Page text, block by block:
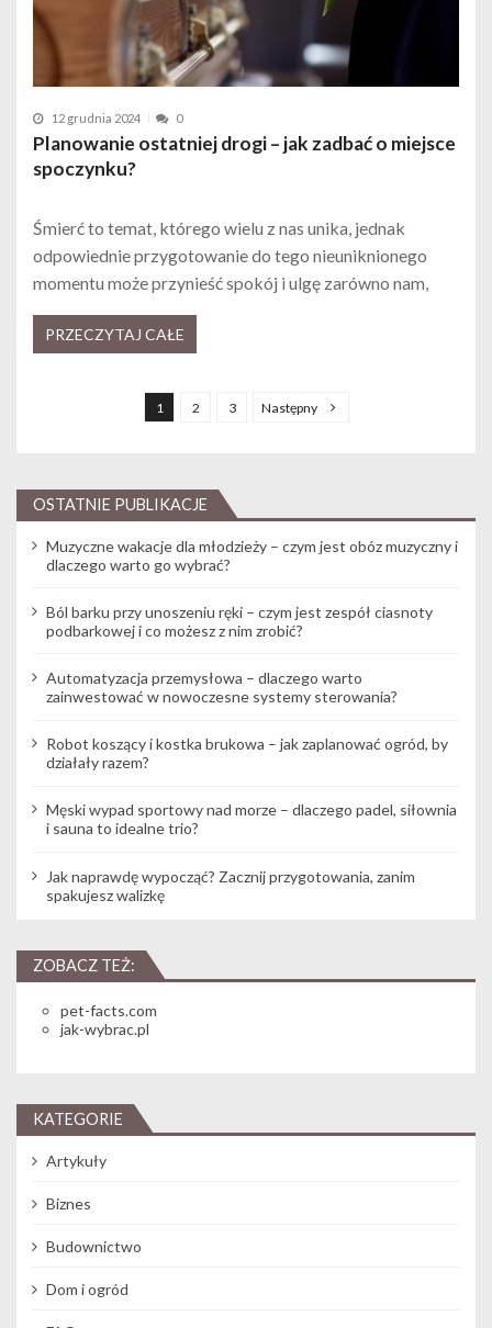
12 grudnia 2024 0
Planowanie ostatniej drogi – jak zadbać o miejsce
spoczynku?
Śmierć to temat, którego wielu z nas unika, jednak
odpowiednie przygotowanie do tego nieuniknionego
momentu może przynieść spokój i ulgę zarówno nam,
PRZECZYTAJ CAŁE
1 2 3 Następny
OSTATNIE PUBLIKACJE
Muzyczne wakacje dla młodzieży – czym jest obóz muzyczny i
dlaczego warto go wybrać?
Ból barku przy unoszeniu ręki – czym jest zespół ciasnoty
podbarkowej i co możesz z nim zrobić?
Automatyzacja przemysłowa – dlaczego warto
zainwestować w nowoczesne systemy sterowania?
Robot koszący i kostka brukowa – jak zaplanować ogród, by
działały razem?
Męski wypad sportowy nad morze – dlaczego padel, siłownia
i sauna to idealne trio?
Jak naprawdę wypocząć? Zacznij przygotowania, zanim
spakujesz walizkę
ZOBACZ TEŻ:
pet-facts.com
jak-wybrac.pl
KATEGORIE
Artykuły
Biznes
Budownictwo
Dom i ogród